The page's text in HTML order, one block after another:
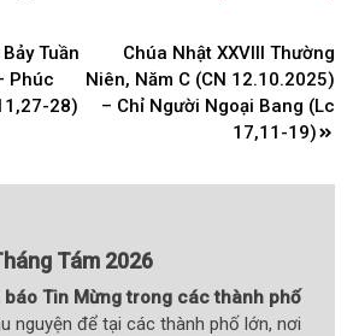
Tuần
Phúc
28)
Chúa Nhật XXVIII Thường
Niên, Năm C (CN 12.10.2025)
– Chỉ Người Ngoại Bang (Lc
17,11-19)
Tám 2026
báo Tin Mừng trong các thành phố
nguyện để tại các thành phố lớn, nơi